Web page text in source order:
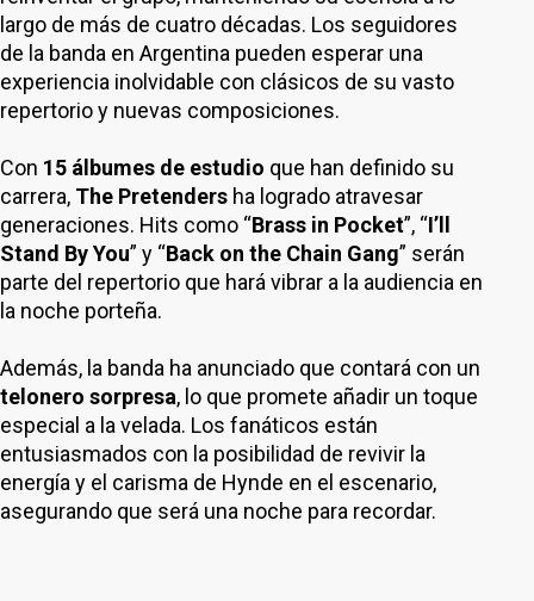
largo de más de cuatro décadas. Los seguidores
de la banda en Argentina pueden esperar una
experiencia inolvidable con clásicos de su vasto
repertorio y nuevas composiciones.
Con 15 álbumes de estudio que han definido su
carrera, The Pretenders ha logrado atravesar
generaciones. Hits como “Brass in Pocket”, “I’ll
Stand By You” y “Back on the Chain Gang” serán
parte del repertorio que hará vibrar a la audiencia en
la noche porteña.
Además, la banda ha anunciado que contará con un
telonero sorpresa, lo que promete añadir un toque
especial a la velada. Los fanáticos están
entusiasmados con la posibilidad de revivir la
energía y el carisma de Hynde en el escenario,
asegurando que será una noche para recordar.